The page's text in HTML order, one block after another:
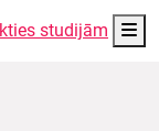
studijām